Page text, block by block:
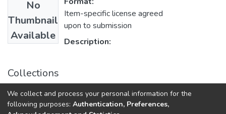
No
Thumbnail
Available
Item-specific license agreed
upon to submission
Description:
Collections
Дисертації (ДММОМ)
Дисертації (вільний доступ)
We collect and process your personal information for the
following purposes: Authentication, Preferences,